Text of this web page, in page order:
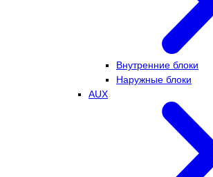
Внутренние блоки
Наружные блоки
AUX